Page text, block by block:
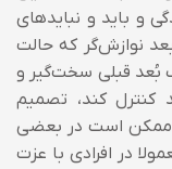
و باید و نباید‌های
نوازش‌گر که حالت
بُعد قبلی سخت‌گیر و
کنترل کند، تصمیم
ممکن است در بعضی
در افرادی با عزت